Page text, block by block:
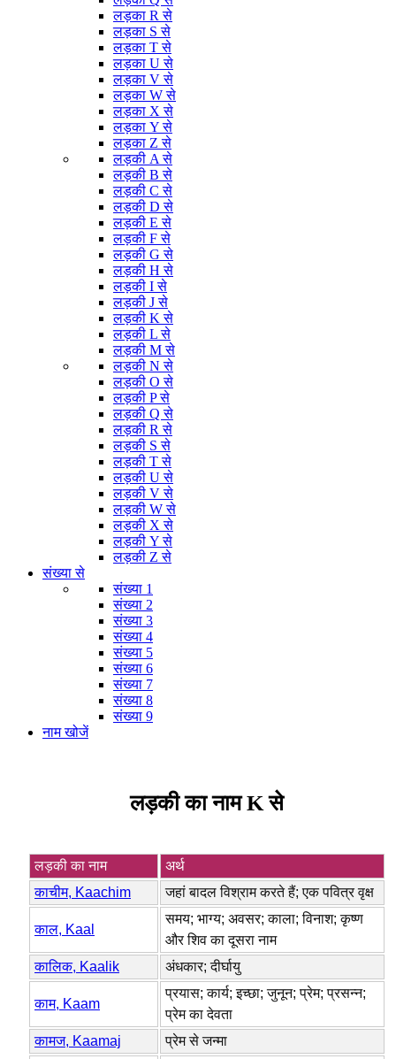
लड़का R से
लड़का S से
लड़का T से
लड़का U से
लड़का V से
लड़का W से
लड़का X से
लड़का Y से
लड़का Z से
लड़की A से
लड़की B से
लड़की C से
लड़की D से
लड़की E से
लड़की F से
लड़की G से
लड़की H से
लड़की I से
लड़की J से
लड़की K से
लड़की L से
लड़की M से
लड़की N से
लड़की O से
लड़की P से
लड़की Q से
लड़की R से
लड़की S से
लड़की T से
लड़की U से
लड़की V से
लड़की W से
लड़की X से
लड़की Y से
लड़की Z से
संख्या से
संख्या 1
संख्या 2
संख्या 3
संख्या 4
संख्या 5
संख्या 6
संख्या 7
संख्या 8
संख्या 9
नाम खोजें
लड़की का नाम K से
लड़की का नाम
अर्थ
काचीम, Kaachim
जहां बादल विश्राम करते हैं; एक पवित्र वृक्ष
काल, Kaal
समय; भाग्य; अवसर; काला; विनाश; कृष्ण
और शिव का दूसरा नाम
कालिक, Kaalik
अंधकार; दीर्घायु
काम, Kaam
प्रयास; कार्य; इच्छा; जुनून; प्रेम; प्रसन्न;
प्रेम का देवता
कामज, Kaamaj
प्रेम से जन्मा